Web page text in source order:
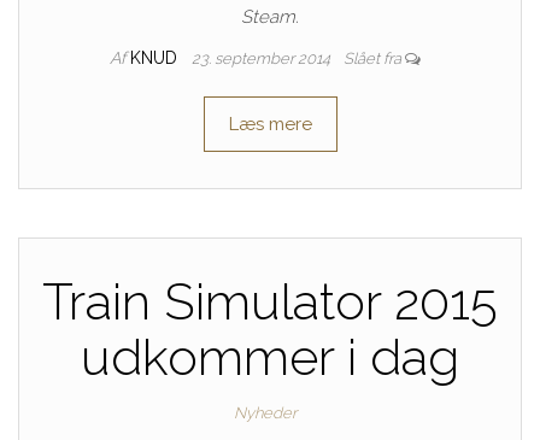
Steam.
Af KNUD 23. september 2014 Slået fra
Læs mere
Train Simulator 2015
udkommer i dag
Nyheder